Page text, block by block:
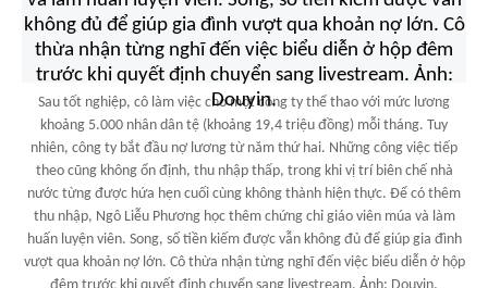
Sau tốt nghiệp, cô làm việc cho một công ty thể thao với mức lương
khoảng 5.000 nhân dân tệ (khoảng 19,4 triệu đồng) mỗi tháng. Tuy
nhiên, công ty bắt đầu nợ lương từ năm thứ hai. Những công việc tiếp
theo cũng không ổn định, thu nhập thấp, trong khi vị trí biên chế nhà
nước từng được hứa hẹn cuối cùng không thành hiện thực. Để có thêm
thu nhập, Ngô Liễu Phương học thêm chứng chỉ giáo viên múa và làm
huấn luyện viên. Song, số tiền kiếm được vẫn không đủ để giúp gia đình
vượt qua khoản nợ lớn. Cô thừa nhận từng nghĩ đến việc biểu diễn ở hộp